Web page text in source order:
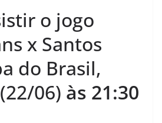
o jogo
x Santos
do Brasil,
06) às 21:30